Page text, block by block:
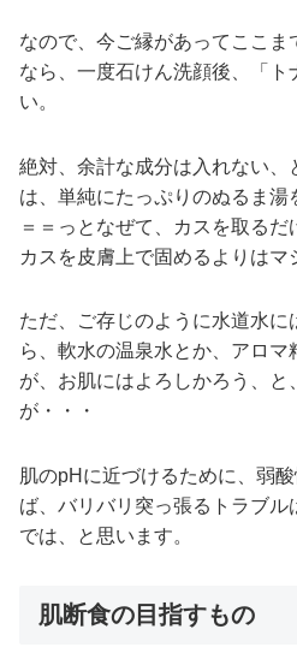
なので、今ご縁があってここ
なら、一度石けん洗顔後、「ト
い。
絶対、余計な成分は入れない、
は、単純にたっぷりのぬるま
＝＝っとなぜて、カスを取るだ
カスを皮膚上で固めるよりはマ
ただ、ご存じのように水道水
ら、軟水の温泉水とか、アロマ
が、お肌にはよろしかろう、と
が・・・
肌のpHに近づけるために、弱
ば、バリバリ突っ張るトラブ
では、と思います。
肌断食の目指すもの